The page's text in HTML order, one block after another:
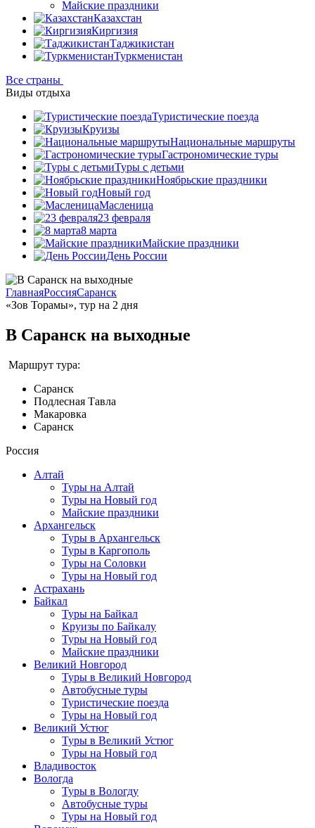
Майские праздники
Казахстан
Киргизия
Таджикистан
Туркменистан
Все страны
Виды отдыха
Туристические поезда
Круизы
Национальные маршруты
Гастрономические туры
Туры с детьми
Ноябрьские праздники
Новый год
Масленица
23 февраля
8 марта
Майские праздники
День России
ГлавнаяРоссияСаранск
«Зов Торамы», тур на 2 дня
В Саранск на выходные
Маршрут тура:
Саранск
Подлесная Тавла
Макаровка
Саранск
Россия
Алтай
Туры на Алтай
Туры на Новый год
Майские праздники
Архангельск
Туры в Архангельск
Туры в Каргополь
Туры на Соловки
Туры на Новый год
Астрахань
Байкал
Туры на Байкал
Круизы по Байкалу
Туры на Новый год
Майские праздники
Великий Новгород
Туры в Великий Новгород
Автобусные туры
Туристические поезда
Туры на Новый год
Великий Устюг
Туры в Великий Устюг
Туры на Новый год
Владивосток
Вологда
Туры в Вологду
Автобусные туры
Туры на Новый год